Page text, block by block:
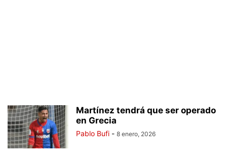
Martínez tendrá que ser operado
en Grecia
Pablo Bufi - 8 enero, 2026